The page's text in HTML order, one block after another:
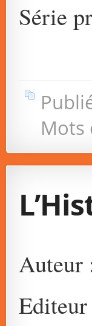
Série
Mots
Auteur